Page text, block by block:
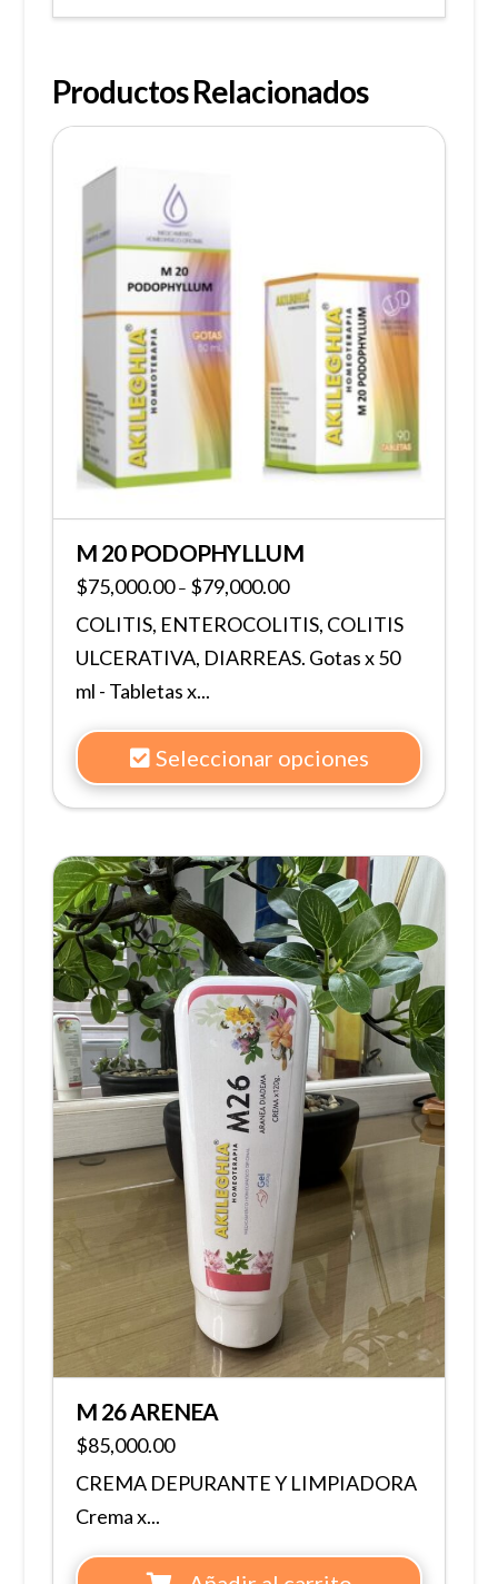
Productos Relacionados
M 20 PODOPHYLLUM
$75,000.00– $79,000.00
COLITIS, ENTEROCOLITIS, COLITIS
ULCERATIVA, DIARREAS. Gotas x 50
ml - Tabletas x...
Seleccionar opciones
M 26 ARENEA
$85,000.00
CREMA DEPURANTE Y LIMPIADORA
Crema x...